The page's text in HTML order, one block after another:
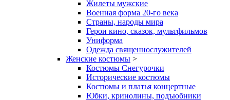
Жилеты мужские
Военная форма 20-го века
Страны, народы мира
Герои кино, сказок, мультфильмов
Униформа
Одежда священнослужителей
Женские костюмы >
Костюмы Снегурочки
Исторические костюмы
Костюмы и платья концертные
Юбки, кринолины, подъюбники